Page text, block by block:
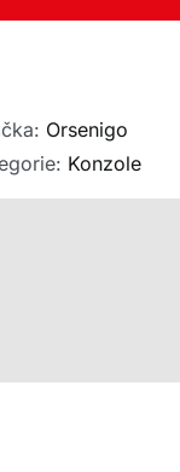
Orsenigo
Konzole